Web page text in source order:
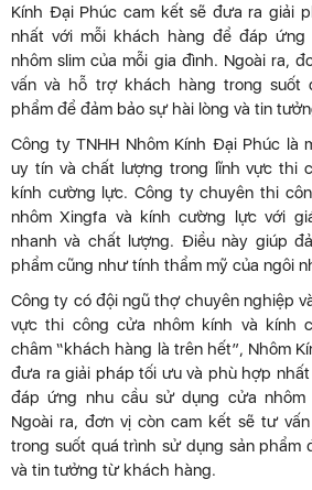
Kính Đại Phúc cam kết sẽ đưa ra giải
nhất với mỗi khách hàng để đáp
nhôm slim của mỗi gia đình. Ngoài ra,
vấn và hỗ trợ khách hàng trong suốt
phẩm để đảm bảo sự hài lòng và tin
Công ty TNHH Nhôm Kính Đại Phúc là
uy tín và chất lượng trong lĩnh vực thi
kính cường lực. Công ty chuyên thi
nhôm Xingfa và kính cường lực với
nhanh và chất lượng. Điều này giúp
phẩm cũng như tính thẩm mỹ của ngôi
Công ty có đội ngũ thợ chuyên nghiệp
vực thi công cửa nhôm kính và kính
châm “khách hàng là trên hết”, Nhôm
đưa ra giải pháp tối ưu và phù hợp
đáp ứng nhu cầu sử dụng cửa nhôm
Ngoài ra, đơn vị còn cam kết sẽ tư
trong suốt quá trình sử dụng sản phẩm
và tin tưởng từ khách hàng.